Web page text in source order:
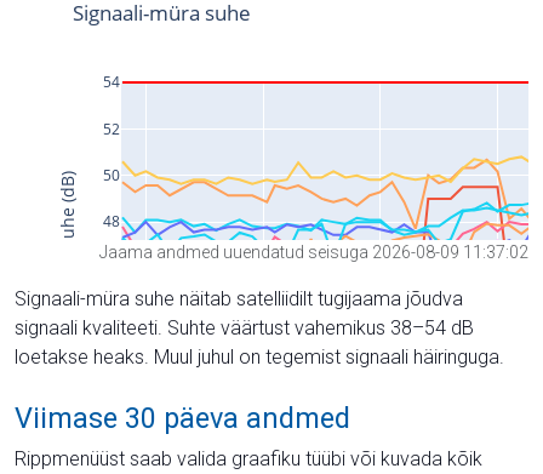
Jaama andmed uuendatud seisuga 2026-08-09 11:37:02
Signaali-müra suhe näitab satelliidilt tugijaama jõudva
signaali kvaliteeti. Suhte väärtust vahemikus 38–54 dB
loetakse heaks. Muul juhul on tegemist signaali häiringuga.
Viimase 30 päeva andmed
Rippmenüüst saab valida graafiku tüübi või kuvada kõik